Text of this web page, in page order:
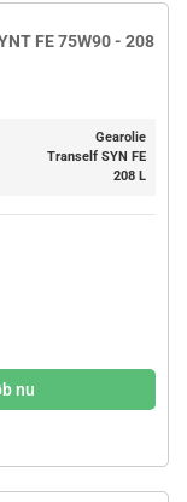
FE 75W90 - 208
Gearolie
Tranself SYN FE
208 L
nu